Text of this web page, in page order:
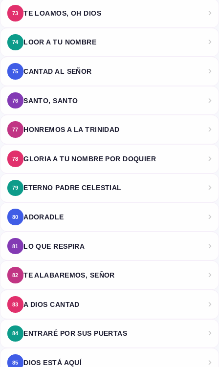
73 TE LOAMOS, OH DIOS
74 LOOR A TU NOMBRE
75 CANTAD AL SEÑOR
76 SANTO, SANTO
77 HONREMOS A LA TRINIDAD
78 GLORIA A TU NOMBRE POR DOQUIER
79 ETERNO PADRE CELESTIAL
80 ADORADLE
81 LO QUE RESPIRA
82 TE ALABAREMOS, SEÑOR
83 A DIOS CANTAD
84 ENTRARÉ POR SUS PUERTAS
85 DIOS ESTÁ AQUÍ